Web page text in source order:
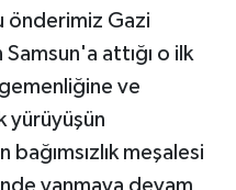
önderimiz Gazi
attığı o ilk
ve
yürüyüşün
bağımsızlık meşalesi
yanmaya devam